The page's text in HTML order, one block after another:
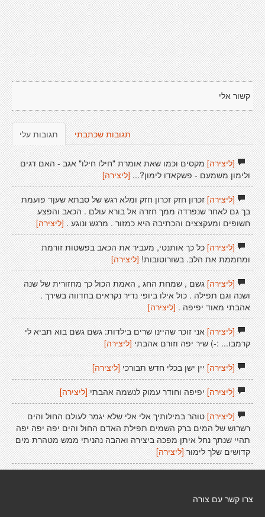
קשור אלי
תגובות עלי תגובות שכתבתי
[ליצירה]מקסים וכמו שאת אומרת "חילו חילו" אגב - האם דגים
ולימון משמעם - פשקאדו לימון?... [ליצירה]
[ליצירה]זכרון חזק זכרון חזק ומלא רגש של סבתא שעןד פועמת
בך גם לאחר שנפרדה ממך חזרה אל בורא עולם . הכאב והפצע
חשופים ומעקצצים והכתיבה היא כמזור . מרגש ונוגע . [ליצירה]
[ליצירה]כל כך אותנטי, מעביר את הכאב בפשטות זורמת
ומחממת את הלב. בשורוטובות! [ליצירה]
[ליצירה]גשם , שמחת החג , האמת הכול כך מחזורית של שנה
ושנה וגם תפילה . כול אילו ביופי נדיר נקראים בחדווה בשירך .
אהבתי מאוד יפיפה .[ליצירה]
[ליצירה]אני זוכר שהיינו שרים בילדות: גשם גשם בוא תביא לי
קרמבו... :-) שיר יפה וזורם אהבתי [ליצירה]
[ליצירה]יין ישן בכלי חדש תבורכי [ליצירה]
[ליצירה]יפיפה וחודר עמוק לנשמה אהבתי[ליצירה]
[ליצירה]טוהר במילותיך אלי אלי שלא יגמר לעולם החול והים
רשרוש של המים ברק השמים תפילת האדם החול והים יפה יפה יפה
תהיי שנתך נחל איתן מפכה ביצירה ואהבה נהניתי ממש מטהרת מים
קדושים שלך לימור [ליצירה]
צרו קשר עם צורה